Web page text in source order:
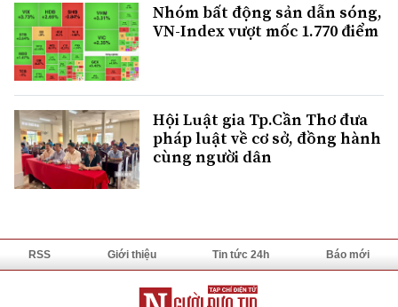
Nhóm bất động sản dẫn sóng,
VN-Index vượt mốc 1.770 điểm
Hội Luật gia Tp.Cần Thơ đưa
pháp luật về cơ sở, đồng hành
cùng người dân
RSS Giới thiệu Tin tức 24h Báo mới